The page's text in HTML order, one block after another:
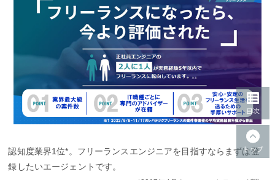
認知度業界1位*。フリーランスエンジニアを目指すならまずは登
録したいエージェントです。